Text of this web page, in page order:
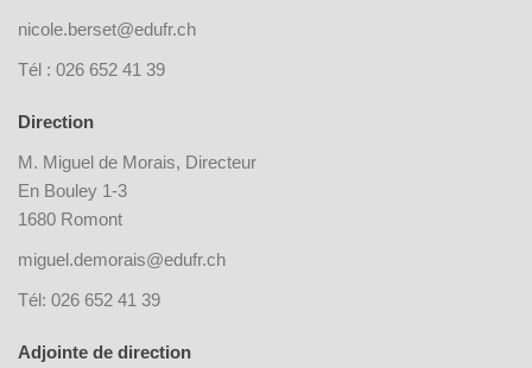
nicole.berset@edufr.ch
Tél : 026 652 41 39
Direction
M. Miguel de Morais, Directeur
En Bouley 1-3
1680 Romont
miguel.demorais@edufr.ch
Tél: 026 652 41 39
Adjointe de direction